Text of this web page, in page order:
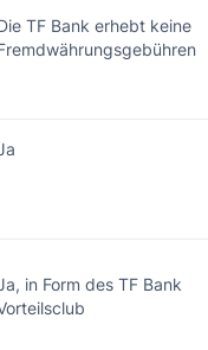
TF Bank erhebt keine
in Form des TF Bank